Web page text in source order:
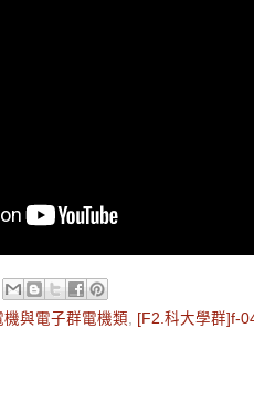
與電子群電機類, [F2.科大學群]f-